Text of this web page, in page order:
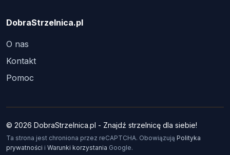
DobraStrzelnica.pl
O nas
Kontakt
Pomoc
© 2026 DobraStrzelnica.pl - Znajdź strzelnicę dla siebie!
Ta strona jest chroniona przez reCAPTCHA. Obowiązują Polityka
prywatności i Warunki korzystania Google.